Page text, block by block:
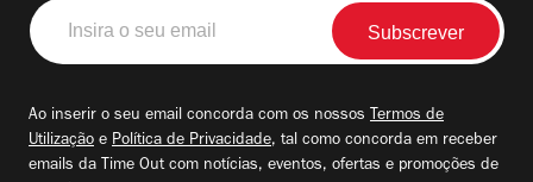
Insira
o
seu
Ao inserir o seu email concorda com os nossos Termos de
Utilização e Política de Privacidade, tal como concorda em receber
emails da Time Out com notícias, eventos, ofertas e promoções de